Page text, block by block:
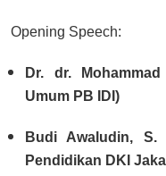
Opening Speech:
Dr. dr.
Umum PB IDI)
Budi Awaludin,
Pendidikan DKI